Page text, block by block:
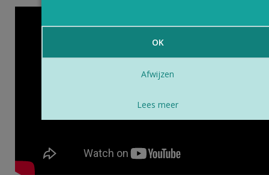
OK
Afwijzen
Lees meer